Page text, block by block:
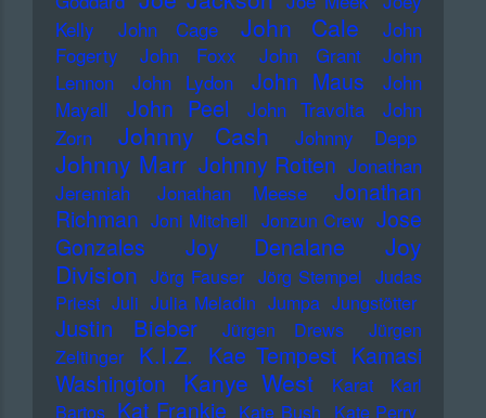
Kelly
John Cage John Cale
John
Fogerty
John Foxx John Grant
John
Lennon
John Lydon John Maus
John
Mayall
John Peel John Travolta
John
Zorn
Johnny Cash Johnny Depp
Johnny Marr Johnny Rotten Jonathan
Jeremiah
Jonathan Meese
Jonathan
Richman Joni Mitchell Jonzun Crew Jose
Gonzales
Joy Denalane
Joy
Division Jörg Fauser Jörg Stempel Judas
Priest Juli Julia Meladin Jumpa Jungstötter
Justin Bieber Jürgen Drews
Jürgen
Zeltinger
K.I.Z. Kae Tempest Kamasi
Washington
Kanye West Karat
Karl
Bartos Kat Frankie Kate Bush Kate Perry